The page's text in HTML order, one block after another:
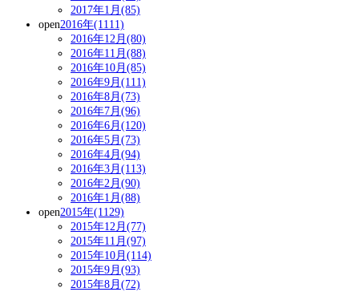
2017年1月(85)
open2016年(1111)
2016年12月(80)
2016年11月(88)
2016年10月(85)
2016年9月(111)
2016年8月(73)
2016年7月(96)
2016年6月(120)
2016年5月(73)
2016年4月(94)
2016年3月(113)
2016年2月(90)
2016年1月(88)
open2015年(1129)
2015年12月(77)
2015年11月(97)
2015年10月(114)
2015年9月(93)
2015年8月(72)